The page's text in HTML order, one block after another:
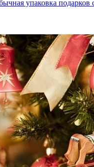
упаковка